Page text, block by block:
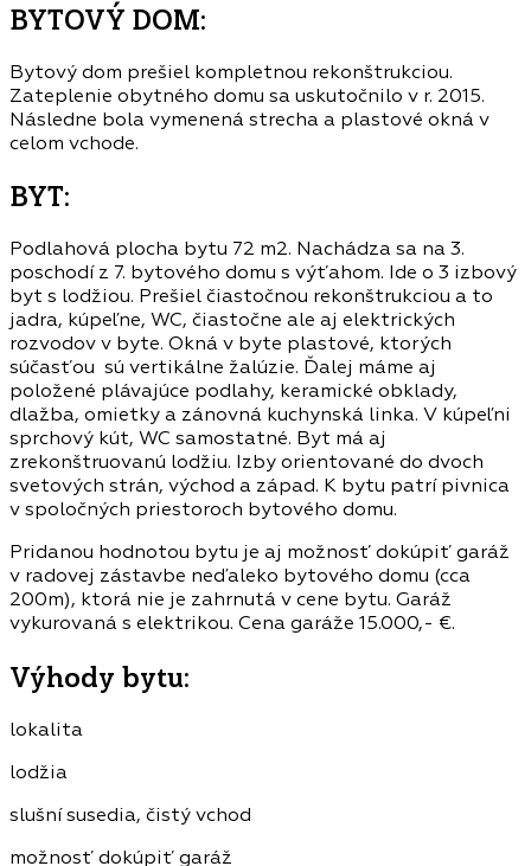
BYTOVÝ DOM:
Bytový dom prešiel kompletnou rekonštrukciou.
Zateplenie obytného domu sa uskutočnilo v r. 2015.
Následne bola vymenená strecha a plastové okná v
celom vchode.
BYT:
Podlahová plocha bytu 72 m2. Nachádza sa na 3.
poschodí z 7. bytového domu s výťahom. Ide o 3 izbový
byt s lodžiou. Prešiel čiastočnou rekonštrukciou a to
jadra, kúpeľne, WC, čiastočne ale aj elektrických
rozvodov v byte. Okná v byte plastové, ktorých
súčasťou sú vertikálne žalúzie. Ďalej máme aj
položené plávajúce podlahy, keramické obklady,
dlažba, omietky a zánovná kuchynská linka. V kúpeľni
sprchový kút, WC samostatné. Byt má aj
zrekonštruovanú lodžiu. Izby orientované do dvoch
svetových strán, východ a západ. K bytu patrí pivnica
v spoločných priestoroch bytového domu.
Pridanou hodnotou bytu je aj možnosť dokúpiť garáž
v radovej zástavbe neďaleko bytového domu (cca
200m), ktorá nie je zahrnutá v cene bytu. Garáž
vykurovaná s elektrikou. Cena garáže 15.000,- €.
Výhody bytu:
lokalita
lodžia
slušní susedia, čistý vchod
možnosť dokúpiť garáž